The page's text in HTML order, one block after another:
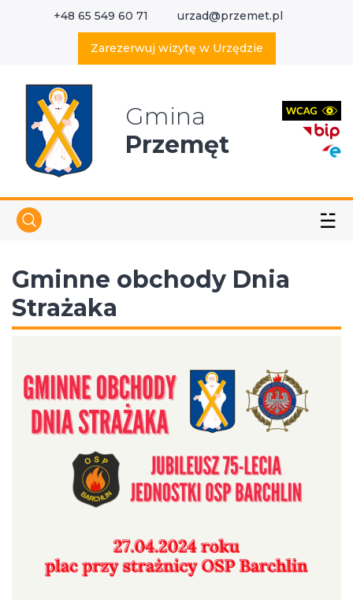
+48 65 549 60 71 urzad@przemet.pl
Zarezerwuj wizytę w Urzędzie
Gmina
Przemęt
☱
Gminne obchody Dnia
Strażaka
Wyszukaj w serwisie